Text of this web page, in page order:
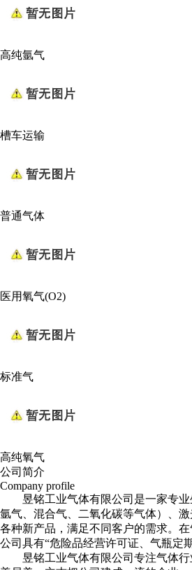
高纯氩气
槽车运输
普通气体
医用氧气(O2)
标准气
高纯氧气
公司简介
Company profile
昱铭工业气体有限公司是一家专
氩气、混合气、二氧化碳等气体）、
各种新产品，满足不同客户的需求。
公司具有“危险品经营许可证、气瓶定
昱铭工业气体有限公司专注气体